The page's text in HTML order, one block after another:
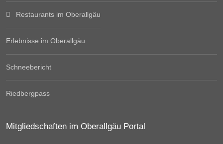
Restaurants im Oberallgäu
Erlebnisse im Oberallgäu
Schneebericht
Riedbergpass
Mitgliedschaften im Oberallgäu Portal